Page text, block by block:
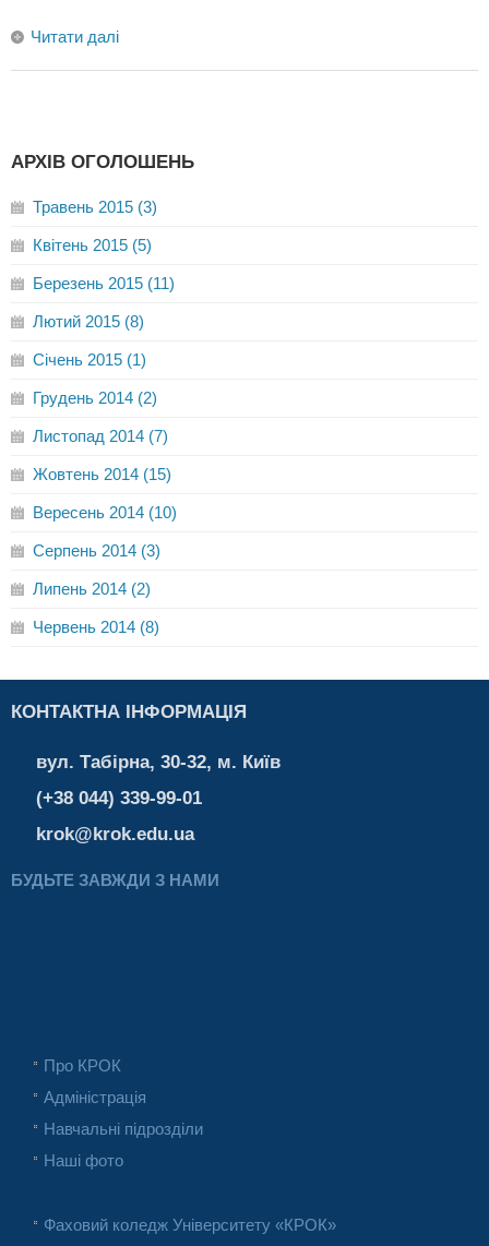
Читати далі
АРХІВ ОГОЛОШЕНЬ
Травень 2015 (3)
Квітень 2015 (5)
Березень 2015 (11)
Лютий 2015 (8)
Січень 2015 (1)
Грудень 2014 (2)
Листопад 2014 (7)
Жовтень 2014 (15)
Вересень 2014 (10)
Серпень 2014 (3)
Липень 2014 (2)
Червень 2014 (8)
КОНТАКТНА ІНФОРМАЦІЯ
вул. Табірна, 30-32, м. Київ
(+38 044) 339-99-01
krok@krok.edu.ua
БУДЬТЕ ЗАВЖДИ З НАМИ
Про КРОК
Адміністрація
Навчальні підрозділи
Наші фото
Фаховий коледж Університету «КРОК»